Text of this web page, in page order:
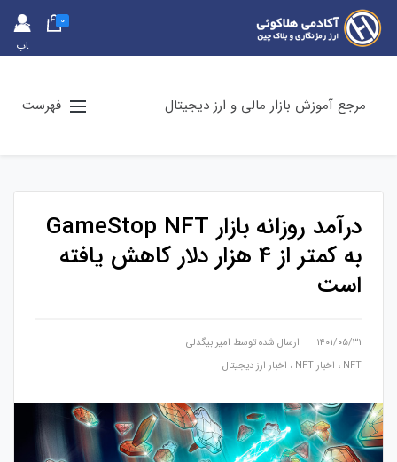
حس
اب
0
مرجع آموزش بازار مالی و ارز دیجیتال فهرست
درآمد روزانه بازار GameStop NFT
به کمتر از 4 هزار دلار کاهش یافته
است
۱۴۰۱/۰۵/۳۱ ارسال شده توسط امیر بیگدلی
NFT ، اخبار NFT ، اخبار ارز دیجیتال